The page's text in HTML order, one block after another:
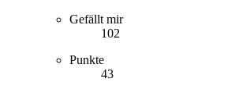
Gefällt mir
102
Punkte
43